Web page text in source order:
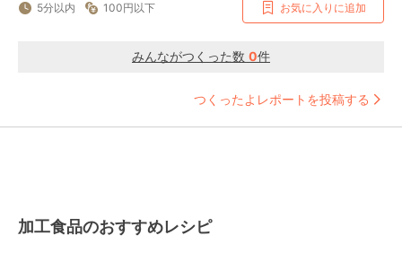
5分以内 100円以下 お気に入りに追加
みんながつくった数 0件
つくったよレポートを投稿する
加工食品のおすすめレシピ